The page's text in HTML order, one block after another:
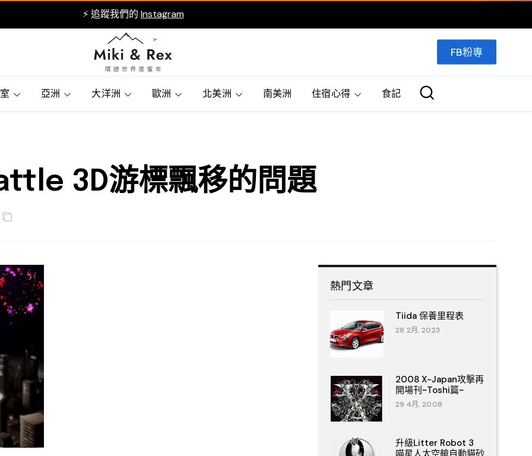
⚡ 追蹤我們的 Instagram
FB粉專
亞洲 大洋洲 歐洲 北美洲 南美洲 住宿心得 食記
3D游標飄移的問題
熱門文章
Tiida 保養里程表
28 2月, 2023
2008 X-Japan攻擊再
開場刊~Toshi篇~
29 4月, 2008
升級Litter Robot 3
喵星人太空艙自動貓砂